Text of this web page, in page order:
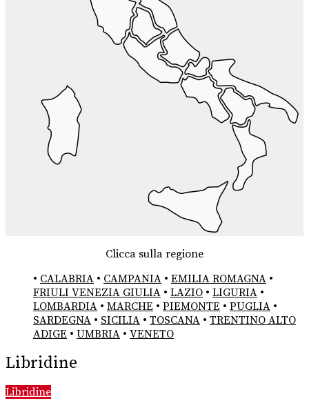
Clicca sulla regione
• CALABRIA • CAMPANIA • EMILIA ROMAGNA •
FRIULI VENEZIA GIULIA • LAZIO • LIGURIA •
LOMBARDIA • MARCHE • PIEMONTE • PUGLIA •
SARDEGNA • SICILIA • TOSCANA • TRENTINO ALTO
ADIGE • UMBRIA • VENETO
Libridine
Libridine